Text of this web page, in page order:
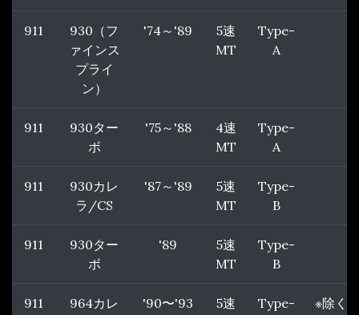
911
930（フ
ァインス
プライ
ン）
'74～'89
5速
MT
Type-
A
911
930ター
ボ
'75～'88
4速
MT
Type-
A
911
930カレ
ラ/CS
'87～'89
5速
MT
Type-
B
911
930ター
ボ
'89
5速
MT
Type-
B
911
964カレ
'90〜'93
5速
Type-
※除く